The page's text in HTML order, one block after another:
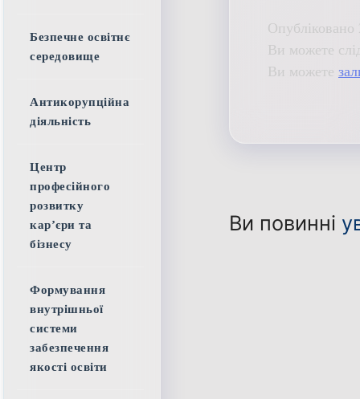
Ви можете
Ви можете
Ви повинні
Безпечне освітнє
середовище
Антикорупційна
діяльність
Центр
професійного
розвитку
кар’єри та
бізнесу
Формування
внутрішньої
системи
забезпечення
якості освіти